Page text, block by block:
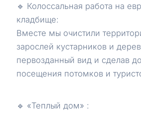
🔹 Колоссальная работа на
кладбище:
Вместе мы очистили
зарослей кустарников и
первозданный вид и сделав
посещения потомков и
🔹 «Теплый дом» :